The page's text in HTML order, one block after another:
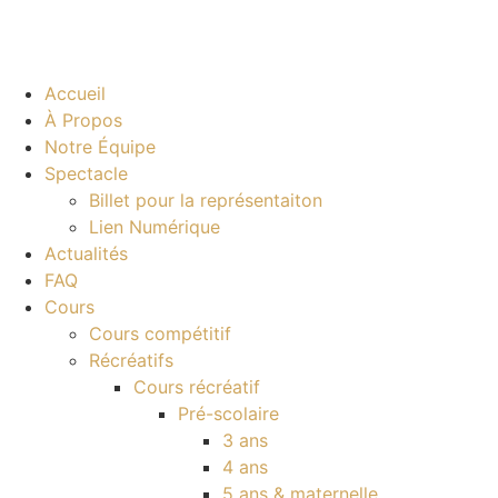
Accueil
À Propos
Notre Équipe
Spectacle
Billet pour la représentaiton
Lien Numérique
Actualités
FAQ
Cours
Cours compétitif
Récréatifs
Cours récréatif
Pré-scolaire
3 ans
4 ans
5 ans & maternelle